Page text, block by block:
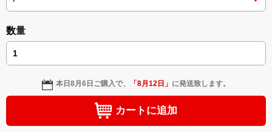
数量
本日8月6日 ご購入で、 「8月12日 」 に発送致します。
カートに追加